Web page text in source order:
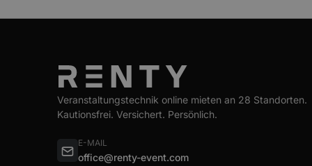
Veranstaltungstechnik online mieten an 28 Standorten.
Kautionsfrei. Versichert. Persönlich.
E-MAIL
office@renty-event.com